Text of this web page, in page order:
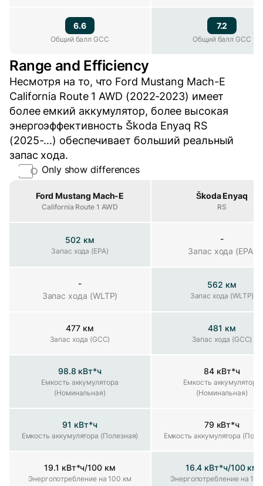
Общий балл GCC
6.6
Общий балл GCC
7.2
Общий балл GCC
Range and Efficiency
Несмотря на то, что Ford Mustang Mach-E
California Route 1 AWD (2022-2023) имеет
более емкий аккумулятор, более высокая
энергоэффективность Škoda Enyaq RS
(2025-...) обеспечивает больший реальный
запас хода.
Only show differences
Ford Mustang Mach-E
California Route 1 AWD
Škoda Enyaq
RS
Запас хода (EPA)
502 км
Запас хода (EPA)
-
Запас хода (EPA)
Запас хода (WLTP)
-
Запас хода (WLTP)
562 км
Запас хода (WLTP)
Запас хода (GCC)
477 км
Запас хода (GCC)
481 км
Запас хода (GCC)
аккумулятора (Номинальная)
98.8 кВт*ч
Емкость аккумулятора
(Номинальная)
84 кВт*ч
Емкость аккумулятора
(Номинальная)
Емкость аккумулятора (Полезная)
91 кВт*ч
Емкость аккумулятора (Полезная)
79 кВт*ч
Емкость аккумулятора
Энергопотребление на 100 км
19.1 кВт*ч/100 км
Энергопотребление на 100 км
16.4 кВт*ч/100 км
Энергопотребление на